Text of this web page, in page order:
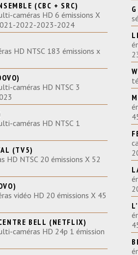
(CBC + SRC)
caméras HD 6 émissions X
2022-2023-2024
HD NTSC 183 émissions x
caméras HD NTSC 3
caméras HD NTSC 1
(TV5)
HD NTSC 20 émissions X 52
vidéo HD 20 émissions X 45
BELL (NETFLIX)
caméras HD 24p 1 émission